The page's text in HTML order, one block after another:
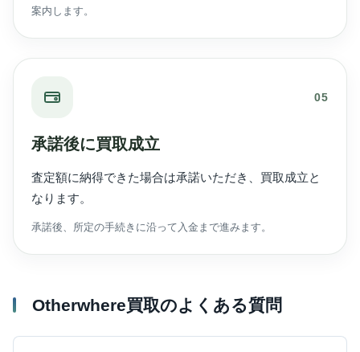
案内します。
05
承諾後に買取成立
査定額に納得できた場合は承諾いただき、買取成立と
なります。
承諾後、所定の手続きに沿って入金まで進みます。
Otherwhere買取のよくある質問